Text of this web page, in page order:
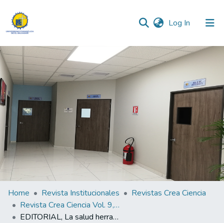
Log In (current)
Communities & Collections
All of DSpace
Statistics
Home Revista Institucionales
Revistas Crea Ciencia
Revista Crea Ciencia Vol. 9, N° 2
EDITORIAL, La salud herramientas fundamentales para el desarrollo sostenible.